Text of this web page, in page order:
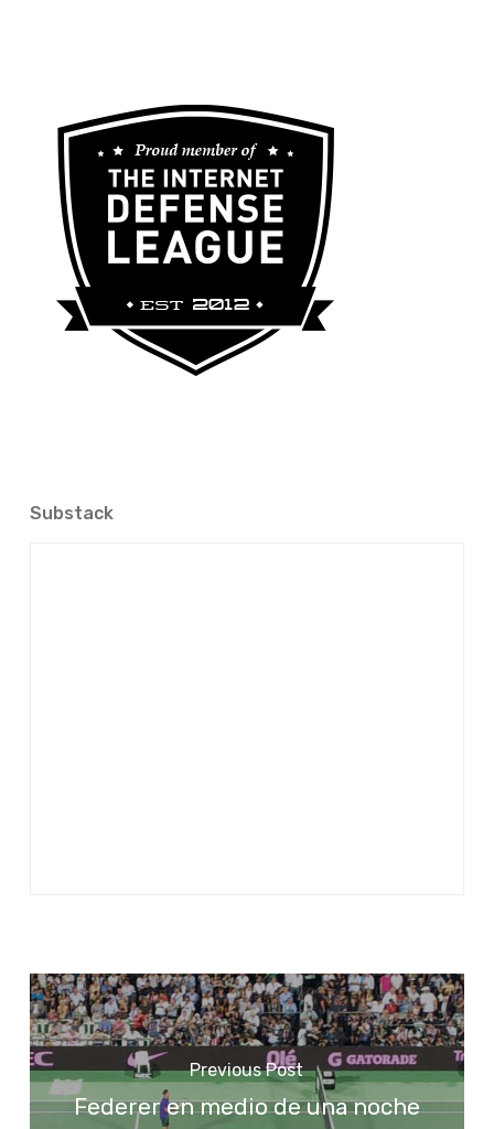
Substack
Previous Post
Federer en medio de una noche